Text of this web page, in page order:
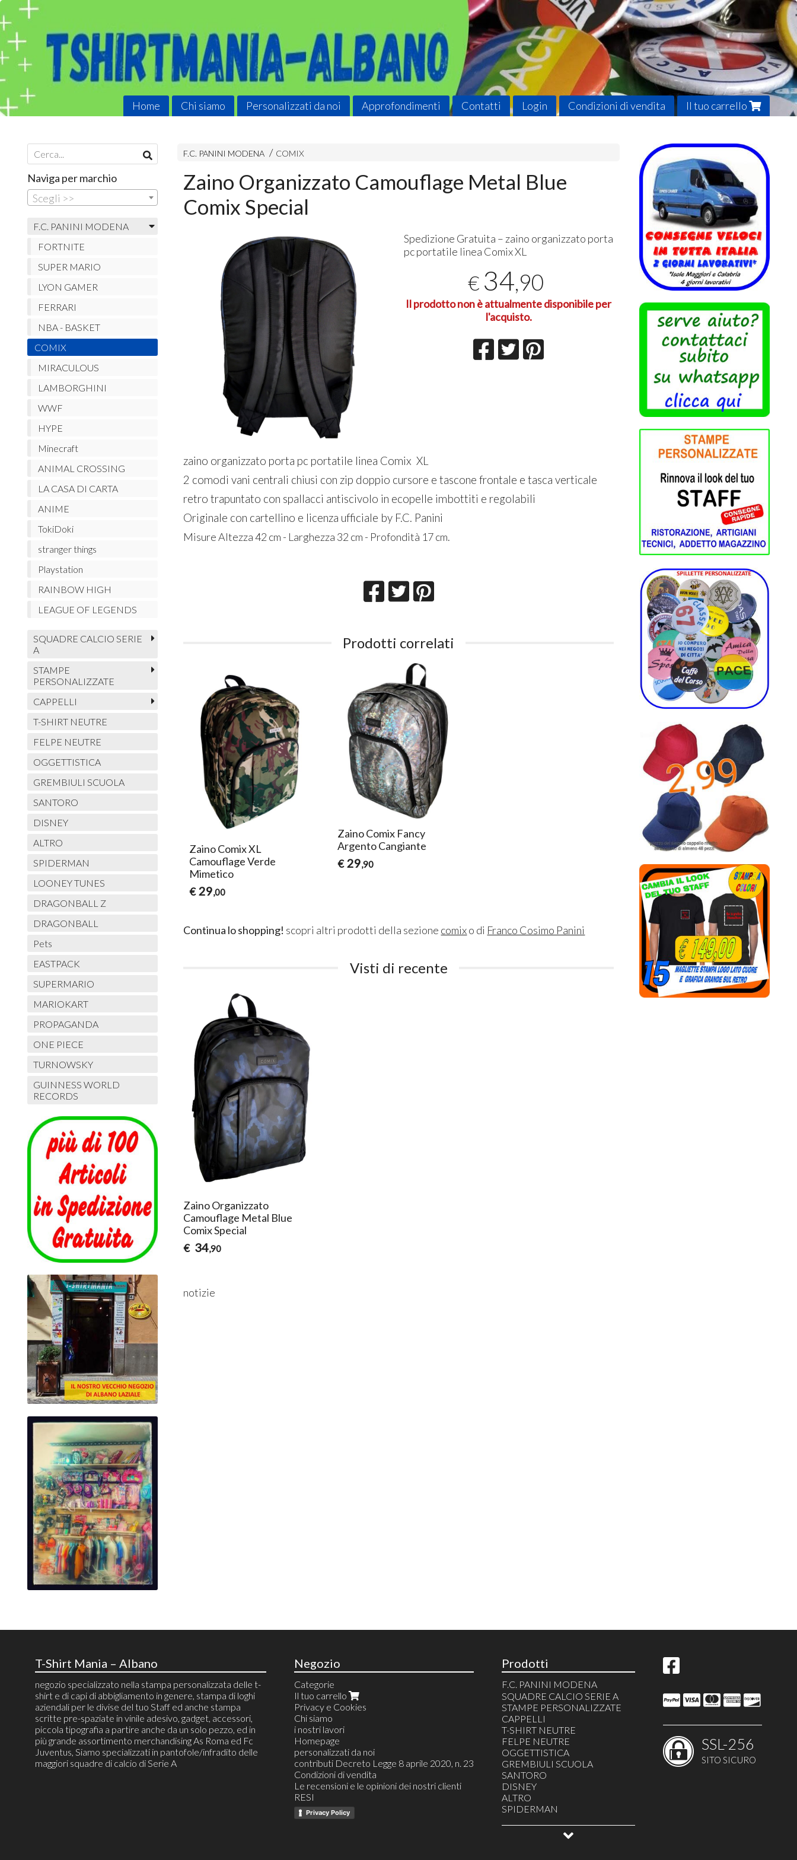
Home Chi siamo Personalizzati da noi Approfondimenti Contatti Login Condizioni di vendita Il tuo carrello
F.C. PANINI MODENA COMIX
Zaino Organizzato Camouflage Metal Blue
Comix Special
Spedizione Gratuita – zaino organizzato porta
pc portatile linea Comix XL
€ 34,90
Il prodotto non è attualmente disponibile per
l'acquisto.
zaino organizzato porta pc portatile linea Comix XL
2 comodi vani centrali chiusi con zip doppio cursore e tascone frontale e tasca verticale
retro trapuntato con spallacci antiscivolo in ecopelle imbottiti e regolabili
Originale con cartellino e licenza ufficiale by F.C. Panini
Misure Altezza 42 cm - Larghezza 32 cm - Profondità 17 cm.
Prodotti correlati
Zaino Comix XL
Camouflage Verde
Mimetico
€ 29,00
Zaino Comix Fancy
Argento Cangiante
€ 29,90
Continua lo shopping! scopri altri prodotti della sezione comixo di Franco Cosimo Panini
Visti di recente
Zaino Organizzato
Camouflage Metal Blue
Comix Special
€ 34,90
notizie
Naviga per marchio
Scegli >>
F.C. PANINI MODENA
FORTNITE
SUPER MARIO
LYON GAMER
FERRARI
NBA - BASKET
COMIX
MIRACULOUS
LAMBORGHINI
WWF
HYPE
Minecraft
ANIMAL CROSSING
LA CASA DI CARTA
ANIME
TokiDoki
stranger things
Playstation
RAINBOW HIGH
LEAGUE OF LEGENDS
SQUADRE CALCIO SERIE
A
STAMPE
PERSONALIZZATE
CAPPELLI
T-SHIRT NEUTRE
FELPE NEUTRE
OGGETTISTICA
GREMBIULI SCUOLA
SANTORO
DISNEY
ALTRO
SPIDERMAN
LOONEY TUNES
DRAGONBALL Z
DRAGONBALL
Pets
EASTPACK
SUPERMARIO
MARIOKART
PROPAGANDA
ONE PIECE
TURNOWSKY
GUINNESS WORLD
RECORDS
T-Shirt Mania – Albano
negozio specializzato nella stampa personalizzata delle t-
shirt e di capi di abbigliamento in genere, stampa di loghi
aziendali per le divise del tuo Staff ed anche stampa
scritte pre-spaziate in vinile adesivo, gadget, accessori,
piccola tipografia a partire anche da un solo pezzo, ed in
più grande assortimento merchandising As Roma ed Fc
Juventus, Siamo specializzati in pantofole/infradito delle
maggiori squadre di calcio di Serie A
Negozio
Categorie
Il tuo carrello
Privacy e Cookies
Chi siamo
i nostri lavori
Homepage
personalizzati da noi
contributi Decreto Legge 8 aprile 2020, n. 23
Condizioni di vendita
Le recensioni e le opinioni dei nostri clienti
RESI
Privacy Policy
Prodotti
F.C. PANINI MODENA
FORTNITE
SUPER MARIO
LYON GAMER
FERRARI
NBA - BASKET
COMIX
MIRACULOUS
LAMBORGHINI
WWF
HYPE
Minecraft
LA CASA DI CARTA
SQUADRE CALCIO SERIE A
STAMPE PERSONALIZZATE
CAPPELLI
T-SHIRT NEUTRE
FELPE NEUTRE
OGGETTISTICA
GREMBIULI SCUOLA
SANTORO
DISNEY
ALTRO
SPIDERMAN
DRAGONBALL Z
SSL-256
SITO SICURO